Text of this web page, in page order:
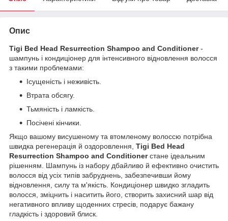
Опис
Tigi Bed Head Resurrection Shampoo and Conditioner-
шампунь і кондиціонер для інтенсивного відновлення волосся
з такими проблемами:
Ісущеність і неживість.
Втрата обсягу.
Тьмяність і ламкість.
Посічені кінчики.
Якщо вашому висушеному та втомленому волоссю потрібна
швидка регенерація й оздоровлення, Tigi Bed Head
Resurrection Shampoo and Conditionerстане ідеальним
рішенням. Шампунь із набору дбайливо й ефективно очистить
волосся від усіх типів забруднень, забезпечивши йому
відновлення, силу та м'якість. Кондиціонер швидко згладить
волосся, зміцнить і наситить його, створить захисний шар від
негативного впливу щоденних стресів, подарує бажану
гладкість і здоровий блиск.